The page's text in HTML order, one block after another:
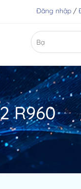
Đăng nhập /
R960